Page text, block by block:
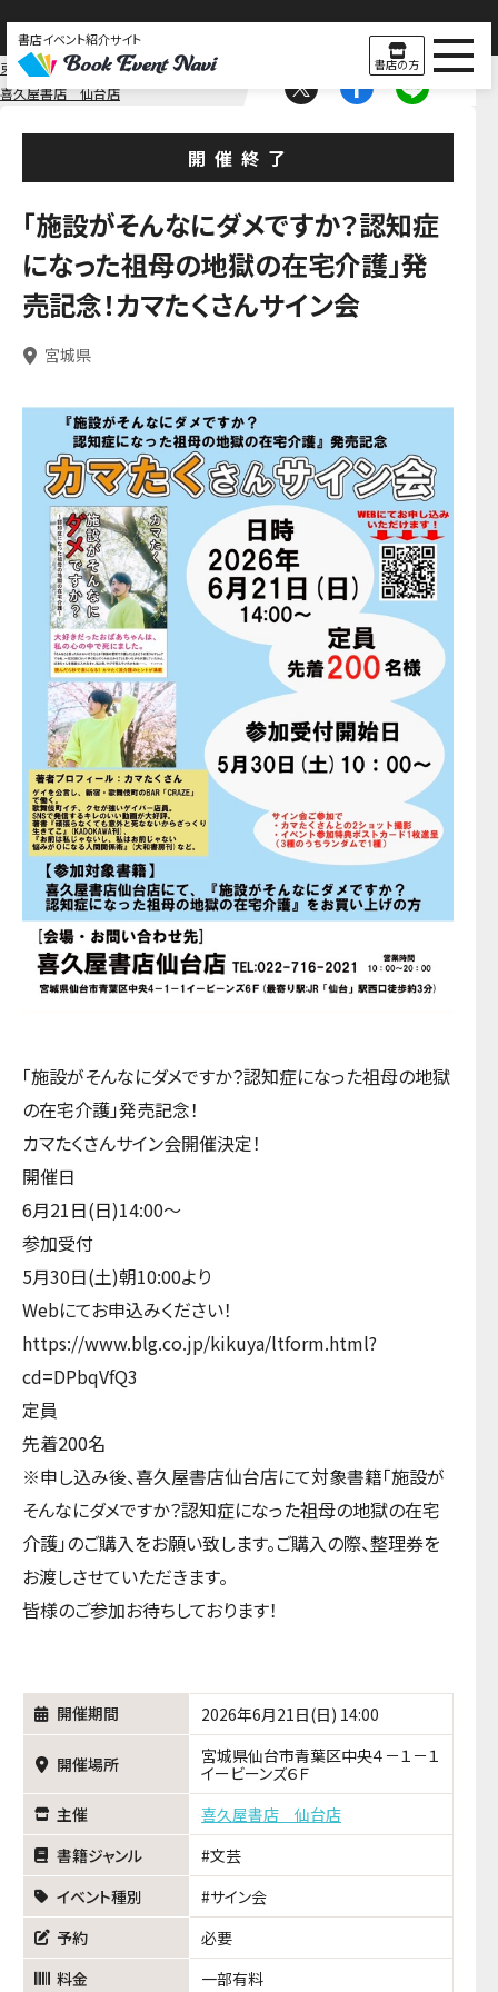
書店イベント紹介サイト
書店の方
東北
宮城
喜久屋書店 仙台店
開催終了
「施設がそんなにダメですか？認知症
になった祖母の地獄の在宅介護」発
売記念！カマたくさんサイン会
宮城県
「施設がそんなにダメですか？認知症になった祖母の地獄
の在宅介護」発売記念！
カマたくさんサイン会開催決定！
開催日
6月21日(日)14:00〜
参加受付
5月30日(土)朝10:00より
Webにてお申込みください！
https://www.blg.co.jp/kikuya/ltform.html?
cd=DPbqVfQ3
定員
先着200名
※申し込み後、喜久屋書店仙台店にて対象書籍「施設が
そんなにダメですか？認知症になった祖母の地獄の在宅
介護」のご購入をお願い致します。ご購入の際、整理券を
お渡しさせていただきます。
皆様のご参加お待ちしております！
開催期間 2026年6月21日(日) 14:00
開催場所
宮城県仙台市青葉区中央４－１－１
イービーンズ６Ｆ
主催
喜久屋書店 仙台店
書籍ジャンル
文芸
イベント種別
サイン会
予約
必要
料金
一部有料